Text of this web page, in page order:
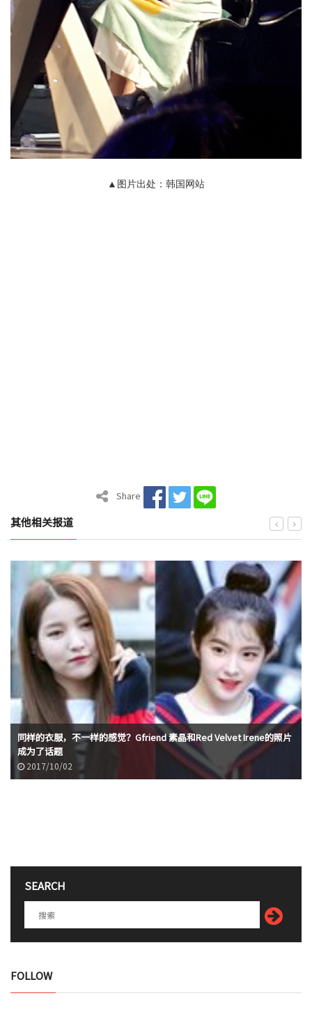
▲图片出处：韩国网站
Share
其他相关报道
同样的衣服，不一样的感觉？Gfriend 素晶和Red Velvet Irene的照片
成为了话题
2017/10/02
SEARCH
FOLLOW